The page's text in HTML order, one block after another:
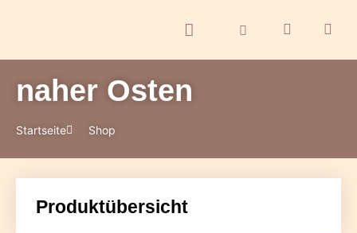
naher Osten
Startseite Shop
Produktübersicht